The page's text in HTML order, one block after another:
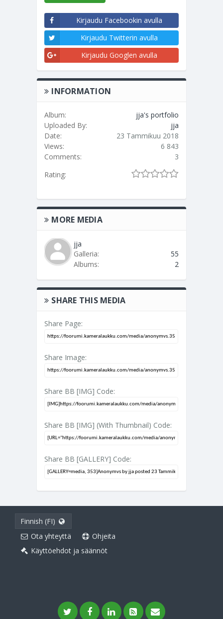
Kirjaudu Facebookin avulla
Kirjaudu Twitterin avulla
Kirjaudu Googlen avulla
INFORMATION
Album:
jja's portfolio
Uploaded By:
jja
Date:
23 Tammikuu 2018
Views:
6 843
Comments:
3
Rating:
MORE MEDIA
jja
Galleria:
55
Albums:
2
SHARE THIS MEDIA
Share Page:
Share Image:
Share BB [IMG] Code:
Share BB [IMG] (With Thumbnail) Code:
Share BB [GALLERY] Code:
Finnish (FI)
Ota yhteyttä
Ohjeita
Käyttöehdot ja säännöt